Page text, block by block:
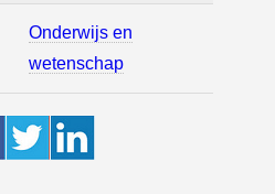
Onderwijs en
wetenschap